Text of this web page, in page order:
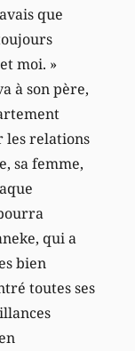
que
moi. »
à son père,
les relations
sa femme,
qui a
bien
toutes ses